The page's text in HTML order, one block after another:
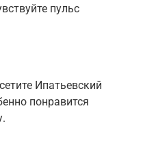
пульс
Ипатьевский
понравится